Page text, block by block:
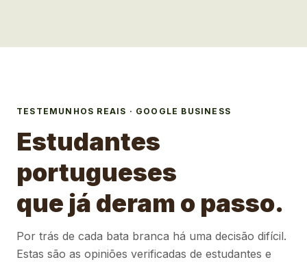
TESTEMUNHOS REAIS · GOOGLE BUSINESS
Estudantes
portugueses
que já deram o passo.
Por trás de cada bata branca há uma decisão difícil.
Estas são as opiniões verificadas de estudantes e